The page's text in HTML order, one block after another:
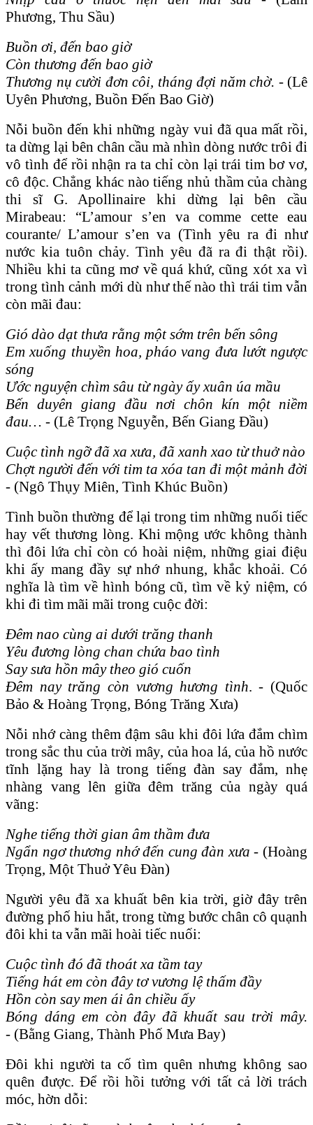
Phương, Thu Sầu)
Buồn ơi, đến bao giờ
Còn thương đến bao giờ
Thương nụ cười đơn côi, tháng đợi năm chờ. - (Lê
Uyên Phương, Buồn Đến Bao Giờ)
Nỗi buồn đến khi những ngày vui đã qua mất rồi,
ta dừng lại bên chân cầu mà nhìn dòng nước trôi đi
vô tình để rồi nhận ra ta chỉ còn lại trái tim bơ vơ,
cô độc. Chẳng khác nào tiếng nhủ thầm của chàng
thi sĩ G. Apollinaire khi dừng lại bên cầu
Mirabeau: “L’amour s’en va comme cette eau
courante/ L’amour s’en va (Tình yêu ra đi như
nước kia tuôn chảy. Tình yêu đã ra đi thật rồi).
Nhiều khi ta cũng mơ về quá khứ, cũng xót xa vì
trong tình cảnh mới dù như thế nào thì trái tim vẫn
còn mãi đau:
Gió dào dạt thưa rằng một sớm trên bến sông
Em xuống thuyền hoa, pháo vang đưa lướt ngược
sóng
Ước nguyện chìm sâu từ ngày ấy xuân úa mầu
Bến duyên giang đầu nơi chôn kín một niềm
đau… - (Lê Trọng Nguyễn, Bến Giang Đầu)
Cuộc tình ngỡ đã xa xưa, đã xanh xao từ thuở nào
Chợt người đến với tim ta xóa tan đi một mảnh đời
- (Ngô Thụy Miên, Tình Khúc Buồn)
Tình buồn thường để lại trong tim những nuối tiếc
hay vết thương lòng. Khi mộng ước không thành
thì đôi lứa chỉ còn có hoài niệm, những giai điệu
khi ấy mang đầy sự nhớ nhung, khắc khoải. Có
nghĩa là tìm về hình bóng cũ, tìm về kỷ niệm, có
khi đi tìm mãi mãi trong cuộc đời:
Đêm nao cùng ai dưới trăng thanh
Yêu đương lòng chan chứa bao tình
Say sưa hồn mây theo gió cuốn
Đêm nay trăng còn vương hương tình. - (Quốc
Bảo & Hoàng Trọng, Bóng Trăng Xưa)
Nỗi nhớ càng thêm đậm sâu khi đôi lứa đắm chìm
trong sắc thu của trời mây, của hoa lá, của hồ nước
tĩnh lặng hay là trong tiếng đàn say đắm, nhẹ
nhàng vang lên giữa đêm trăng của ngày quá
vãng:
Nghe tiếng thời gian âm thầm đưa
Ngẩn ngơ thương nhớ đến cung đàn xưa - (Hoàng
Trọng, Một Thuở Yêu Đàn)
Người yêu đã xa khuất bên kia trời, giờ đây trên
đường phố hiu hắt, trong từng bước chân cô quạnh
đôi khi ta vẫn mãi hoài tiếc nuối:
Cuộc tình đó đã thoát xa tầm tay
Tiếng hát em còn đây tơ vương lệ thấm đầy
Hồn còn say men ái ân chiều ấy
Bóng dáng em còn đây đã khuất sau trời mây.
- (Bằng Giang, Thành Phố Mưa Bay)
Đôi khi người ta cố tìm quên nhưng không sao
quên được. Để rồi hồi tưởng với tất cả lời trách
móc, hờn dỗi: